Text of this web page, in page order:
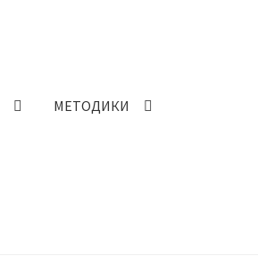
МЕТОДИКИ